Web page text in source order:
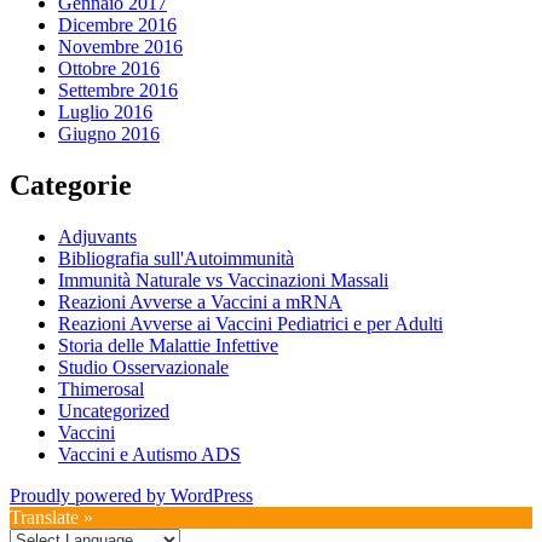
Dicembre 2016
Novembre 2016
Ottobre 2016
Settembre 2016
Luglio 2016
Giugno 2016
Categorie
Adjuvants
Bibliografia sull'Autoimmunità
Immunità Naturale vs Vaccinazioni Massali
Reazioni Avverse a Vaccini a mRNA
Reazioni Avverse ai Vaccini Pediatrici e per Adulti
Storia delle Malattie Infettive
Studio Osservazionale
Thimerosal
Uncategorized
Vaccini
Vaccini e Autismo ADS
Proudly powered by WordPress
Translate »